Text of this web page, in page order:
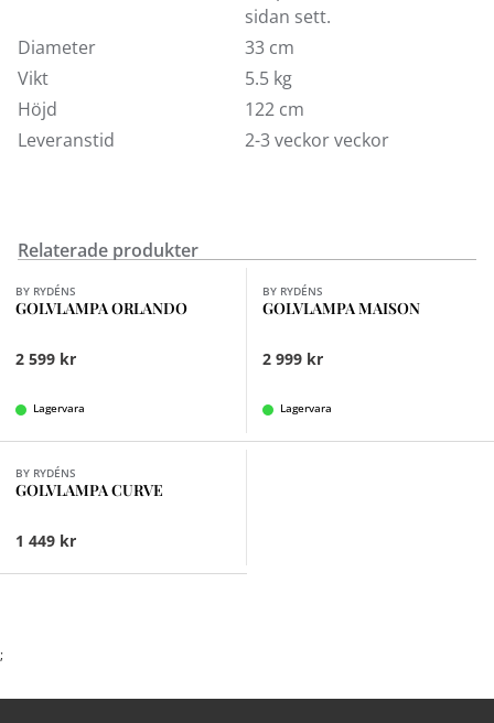
Sladdlängd 200 cm
Svart textilsladd
sidan sett.
Diameter
33 cm
Vikt
5.5 kg
Höjd
122 cm
Leveranstid
2-3 veckor veckor
Relaterade produkter
Finns i fler val (2)
BY RYDÉNS
GOLVLAMPA ORLANDO
2 599 kr
Lagervara
BY RYDÉNS
GOLVLAMPA MAISON
2 999 kr
Lagervara
BY RYDÉNS
GOLVLAMPA CURVE
1 449 kr
;